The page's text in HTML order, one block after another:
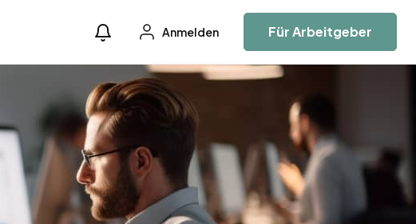
Anmelden Für Arbeitgeber